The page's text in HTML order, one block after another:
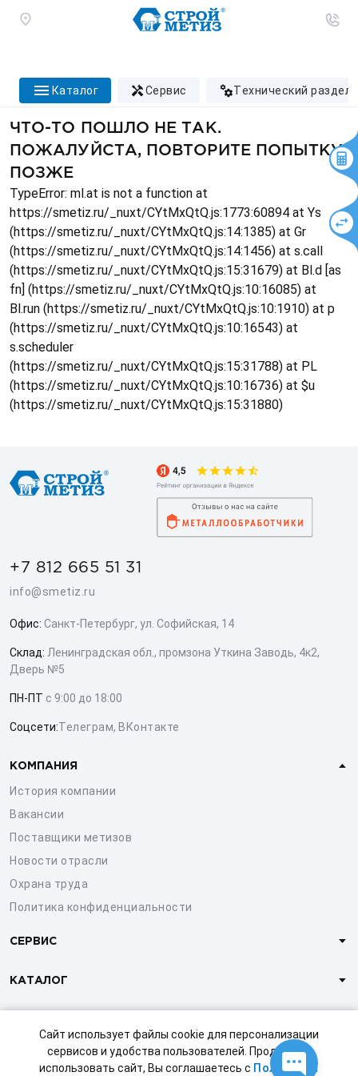
Сайт использует файлы cookie для персонализации
сервисов и удобства пользователей. Продолжая
использовать сайт, Вы соглашаетесь с Политикой
каталог сервис технический раздел
ЧТО-ТО ПОШЛО НЕ ТАК.
ПОЖАЛУЙСТА, ПОВТОРИТЕ ПОПЫТКУ
ПОЗЖЕ
TypeError: ml.at is not a function at
https://smetiz.ru/_nuxt/CYtMxQtQ.js:1773:60894 at Ys
(https://smetiz.ru/_nuxt/CYtMxQtQ.js:14:1385) at Gr
(https://smetiz.ru/_nuxt/CYtMxQtQ.js:14:1456) at s.call
(https://smetiz.ru/_nuxt/CYtMxQtQ.js:15:31679) at Bl.d [as
fn] (https://smetiz.ru/_nuxt/CYtMxQtQ.js:10:16085) at
Bl.run (https://smetiz.ru/_nuxt/CYtMxQtQ.js:10:1910) at p
(https://smetiz.ru/_nuxt/CYtMxQtQ.js:10:16543) at
s.scheduler
(https://smetiz.ru/_nuxt/CYtMxQtQ.js:15:31788) at PL
(https://smetiz.ru/_nuxt/CYtMxQtQ.js:10:16736) at $u
(https://smetiz.ru/_nuxt/CYtMxQtQ.js:15:31880)
+7 812 665 51 31
info@smetiz.ru
Офис: Санкт-Петербург, ул. Софийская, 14
Склад: Ленинградская обл., промзона Уткина Заводь, 4к2,
Дверь №5
ПН-ПТ с 9:00 до 18:00
Соцсети:Телеграм, ВКонтакте
КОМПАНИЯ
История компании
Вакансии
Поставщики метизов
Новости отрасли
Охрана труда
Политика конфиденциальности
СЕРВИС
КАТАЛОГ